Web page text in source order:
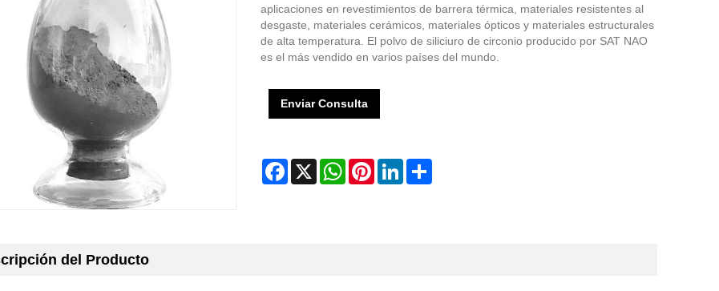
aplicaciones en revestimientos de barrera térmica, materiales resistentes al
desgaste, materiales cerámicos, materiales ópticos y materiales estructurales
de alta temperatura. El polvo de siliciuro de circonio producido por SAT NAO
es el más vendido en varios países del mundo.
Enviar Consulta
Facebook
X WhatsAppPinterestLinkedInShare
del Producto